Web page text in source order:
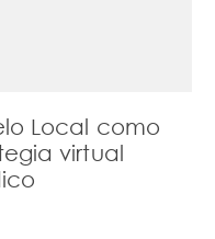
Local como
virtual